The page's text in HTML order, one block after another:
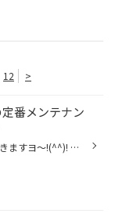
12 >
番メンテナン
今年も暑～い夏がやってきますヨ～!(^^)! そして夏の定番メンテナンスと言えば・・・ WAKO'S『パワーエアコン』です！！ ◆冷却性能の向上 ◆燃費・静粛性の向上 が期待できる定番商品ですネ＼(^o^)／ 『R134a専用』＆『R1234yf専用』となっていて、旧型車から新型車までカバー(^_^)/ WAKO'S 『パワー...